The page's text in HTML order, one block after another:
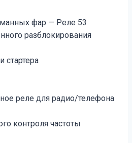
фар — Реле 53
разблокирования
стартера
реле для радио/телефона
контроля частоты